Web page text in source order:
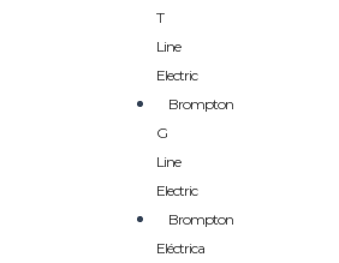
T
Line
Electric
Brompton
G
Line
Electric
Brompton
Eléctrica